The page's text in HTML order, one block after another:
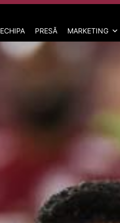
ECHIPA PRESĂ MARKETING